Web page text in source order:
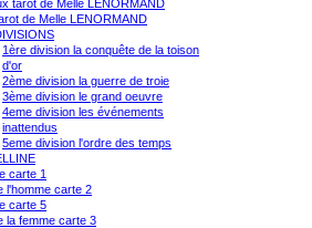
tarot de Melle LENORMAND
de Melle LENORMAND
1ère division la conquête de la toison
d'or
2ème division la guerre de troie
3ème division le grand oeuvre
4eme division les événements
inattendus
5eme division l'ordre des temps
carte 1
l'homme carte 2
carte 5
la femme carte 3